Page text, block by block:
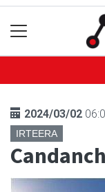
2024/03/02
IRTEERA